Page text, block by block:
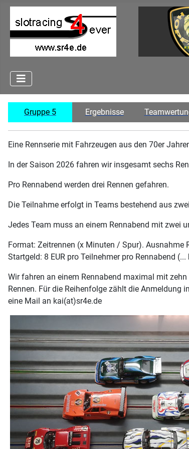
Gruppe 5 Ergebnisse
Eine Rennserie mit Fahrzeugen aus den 70er
In der Saison 2026 fahren wir insgesamt sechs
Pro Rennabend werden drei Rennen gefahren.
Die Teilnahme erfolgt in Teams bestehend aus
Jedes Team muss an einem Rennabend mit zwei
Format: Zeitrennen (x Minuten / Spur). Ausnahme
Startgeld: 8 EUR pro Teilnehmer pro Rennabend
Wir fahren an einem Rennabend maximal mit
Rennen. Für die Reihenfolge zählt die Anmeldung
eine Mail an kai(at)sr4e.de